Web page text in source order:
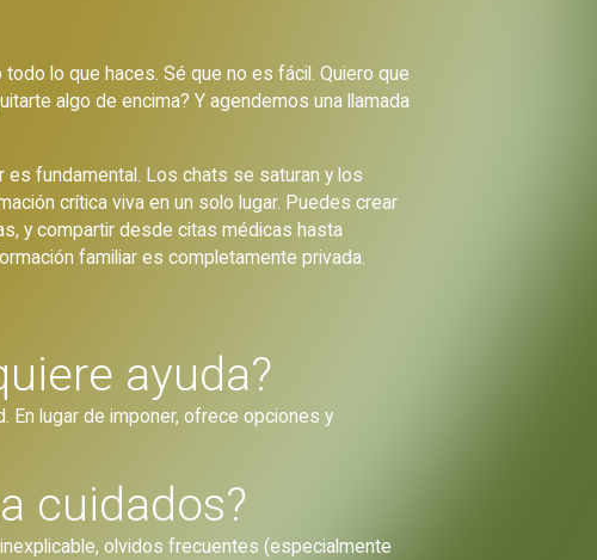
lo que haces. Sé que no es fácil. Quiero que
algo de encima? Y agendemos una llamada
fundamental. Los chats se saturan y los
crítica viva en un solo lugar. Puedes crear
y compartir desde citas médicas hasta
familiar es completamente privada.
ayuda?
En lugar de imponer, ofrece opciones y
cuidados?
olvidos frecuentes (especialmente